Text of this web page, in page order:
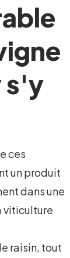
s'y
ces
un produit
dans une
viticulture
raisin, tout